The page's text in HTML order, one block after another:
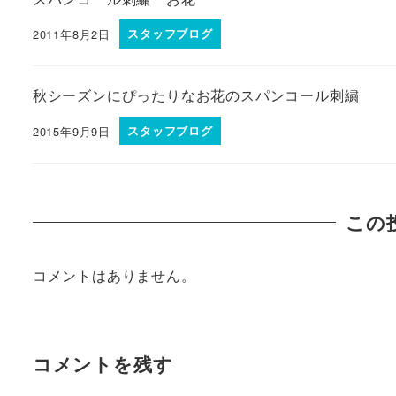
2011年8月2日 スタッフブログ
秋シーズンにぴったりなお花のスパンコール刺繍
2015年9月9日 スタッフブログ
この
コメントはありません。
コメントを残す